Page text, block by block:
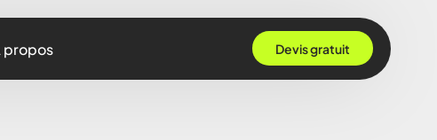
propos Devis gratuit